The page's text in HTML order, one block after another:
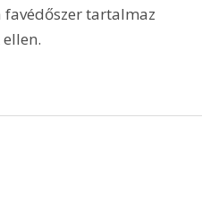
favédőszer tartalmaz